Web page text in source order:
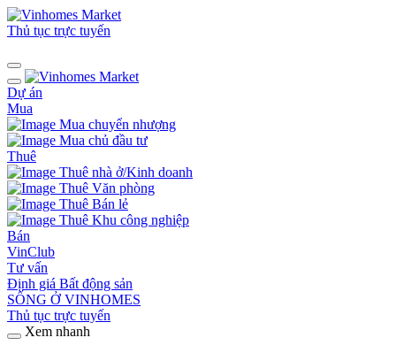
Thủ tục trực tuyến
Dự án
Mua
Mua chuyển nhượng
Mua chủ đầu tư
Thuê
Thuê nhà ở/Kinh doanh
Thuê Văn phòng
Thuê Bán lẻ
Thuê Khu công nghiệp
Bán
VinClub
Tư vấn
Định giá Bất động sản
SỐNG Ở VINHOMES
Thủ tục trực tuyến
Xem nhanh